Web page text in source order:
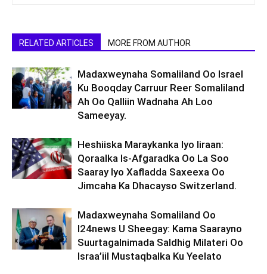
RELATED ARTICLES MORE FROM AUTHOR
Madaxweynaha Somaliland Oo Israel
Ku Booqday Carruur Reer Somaliland
Ah Oo Qalliin Wadnaha Ah Loo
Sameeyay.
Heshiiska Maraykanka Iyo Iiraan:
Qoraalka Is-Afgaradka Oo La Soo
Saaray Iyo Xafladda Saxeexa Oo
Jimcaha Ka Dhacayso Switzerland.
Madaxweynaha Somaliland Oo
I24news U Sheegay: Kama Saarayno
Suurtagalnimada Saldhig Milateri Oo
Israa’iil Mustaqbalka Ku Yeelato